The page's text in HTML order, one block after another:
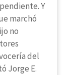
Y
marchó
no
del
Jorge E.